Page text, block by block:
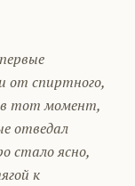
от спиртного,
в тот момент,
отведал
стало ясно,
к